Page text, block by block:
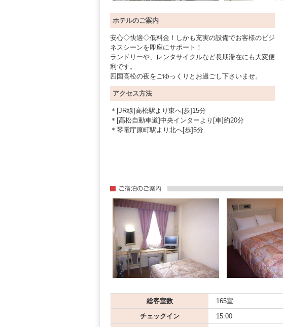
ホテルのご案内
安心◇快適◇低料金！しかも充実の設備でお客様のビジ
ネスシーンを即座にサポート！
ランドリーや、レンタサイクルなど長期滞在にも大変便
利です。
四国高松の夜をごゆっくりとお過ごし下さいませ。
アクセス方法
＊[JR線]高松駅より東へ[歩]15分
＊[高松自動車道]中央インターより[車]約20分
＊琴電庁原町駅より北へ[歩]5分
総客室数
165室
チェックイン
15:00